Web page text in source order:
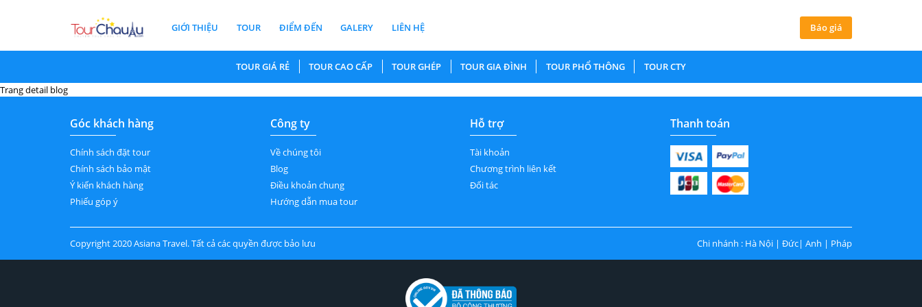
GIỚI THIỆU TOUR ĐIỂM ĐẾN GALERY LIÊN HỆ Báo giá
TOUR GIÁ RẺ TOUR CAO CẤP TOUR GHÉP TOUR GIA ĐÌNH TOUR PHỔ THÔNG
TOUR CTY
Trang detail blog
Góc khách hàng
Chính sách đặt tour
Chính sách bảo mật
Ý kiến khách hàng
Phiếu góp ý
Công ty
Về chúng tôi
Blog
Điều khoản chung
Hướng dẫn mua tour
Hỗ trợ
Tài khoản
Chương trình liên kết
Đối tác
Thanh toán
Copyright 2020 Asiana Travel. Tất cả các quyền được bảo lưu Chi nhánh : Hà Nội | Đức| Anh | Pháp